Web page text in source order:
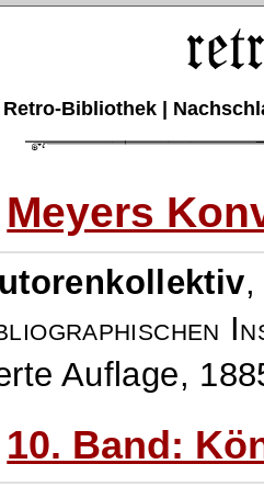
Retro-Bibliothek |
Meyers
Auflage,
10. Band: